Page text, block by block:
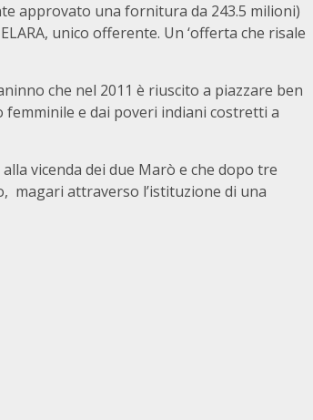
approvato una fornitura da 243.5 milioni)
unico offerente. Un ‘offerta che risale
che nel 2011 è riuscito a piazzare ben
e dai poveri indiani costretti a
vicenda dei due Marò e che dopo tre
magari attraverso l’istituzione di una